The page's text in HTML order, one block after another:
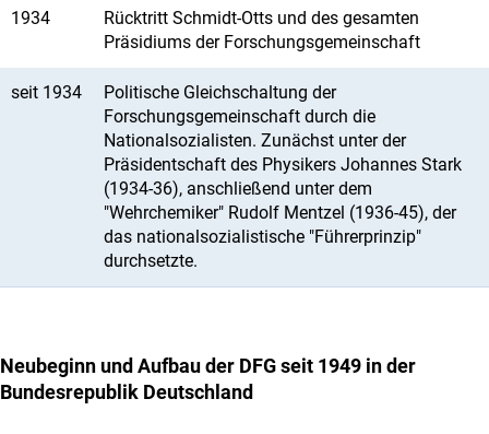
1934
Rücktritt Schmidt-Otts und des gesamten
Präsidiums der Forschungsgemeinschaft
seit 1934
Politische Gleichschaltung der
Forschungsgemeinschaft durch die
Nationalsozialisten. Zunächst unter der
Präsidentschaft des Physikers Johannes Stark
(1934-36), anschließend unter dem
"Wehrchemiker" Rudolf Mentzel (1936-45), der
das nationalsozialistische "Führerprinzip"
durchsetzte.
Neubeginn und Aufbau der DFG seit 1949 in der
Bundesrepublik Deutschland